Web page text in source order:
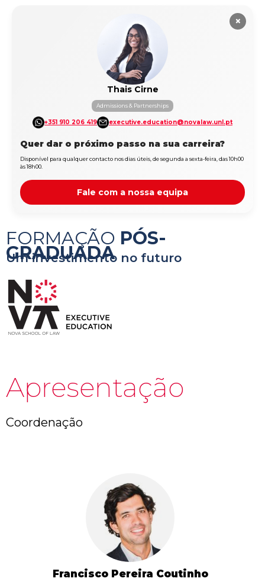
×
Thais Cirne
Admissions & Partnerships
+351 910 206 419 executive.education@novalaw.unl.pt
Quer dar o próximo passo na sua carreira?
Disponível para qualquer contacto nos dias úteis, de segunda a sexta-feira, das 10h00
às 18h00.
Fale com a nossa equipa
FORMAÇÃO PÓS-
GRADUADA
Um investimento no futuro
Apresentação
Coordenação
Francisco Pereira Coutinho